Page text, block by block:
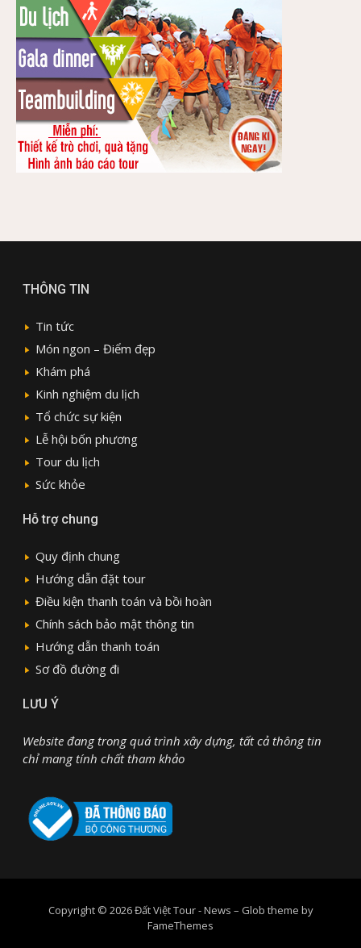
THÔNG TIN
Tin tức
Món ngon – Điểm đẹp
Khám phá
Kinh nghiệm du lịch
Tổ chức sự kiện
Lễ hội bốn phương
Tour du lịch
Sức khỏe
Hỗ trợ chung
Quy định chung
Hướng dẫn đặt tour
Điều kiện thanh toán và bồi hoàn
Chính sách bảo mật thông tin
Hướng dẫn thanh toán
Sơ đồ đường đi
LƯU Ý
Website đang trong quá trình xây dựng, tất cả thông tin
chỉ mang tính chất tham khảo
Copyright © 2026 Đất Việt Tour - News – Glob theme by
FameThemes